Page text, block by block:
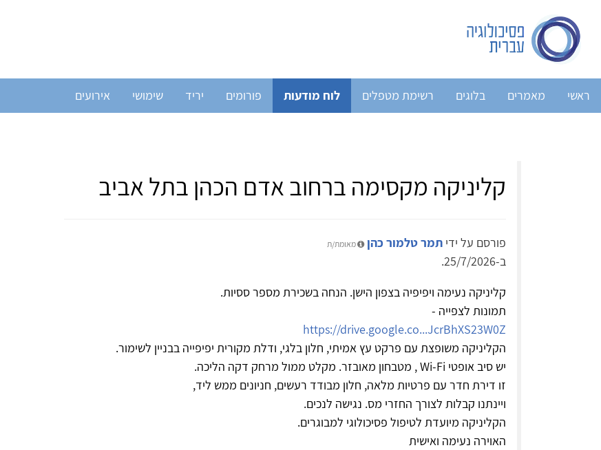
ראשי מאמרים בלוגים רשימת מטפלים לוח מודעות פורומים יריד שימושי אירועים
קליניקה מקסימה ברחוב אדם הכהן בתל אביב
פורסם על ידי תמר טלמור כהן מאומת/ת
ב-25/7/2026.
קליניקה נעימה ויפיפיה בצפון הישן. הנחה בשכירת מספר ססיות.
תמונות לצפייה -
https://drive.google.co...JcrBhXS23W0Z
הקליניקה משופצת עם פרקט עץ אמיתי, חלון בלגי, ודלת מקורית יפיפייה בבניין לשימור.
יש סיב אופטי Wi-Fi , מטבחון מאובזר. מקלט ממול מרחק דקה הליכה.
זו דירת חדר עם פרטיות מלאה, חלון מבודד רעשים, חניונים ממש ליד,
ויינתנו קבלות לצורך החזרי מס. נגישה לנכים.
הקליניקה מיועדת לטיפול פסיכולוגי למבוגרים.
האוירה נעימה ואישית